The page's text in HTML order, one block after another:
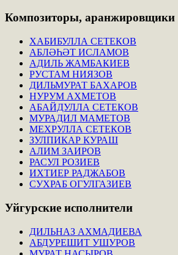
Композиторы, аранжировщики
ХАБИБУЛЛА СЕТЕКОВ
АБЛӘҺӘТ ИСЛАМОВ
АДИЛЬ ЖАМБАКИЕВ
РУСТАМ НИЯЗОВ
ДИЛЬМУРАТ БАХАРОВ
НУРУМ АХМЕТОВ
АБАЙДУЛЛА СЕТЕКОВ
МУРАДИЛ МАМЕТОВ
МЕХРУЛЛА СЕТЕКОВ
ЗУЛПИКАР КУРАШ
АЛИМ ЗАИРОВ
РАСУЛ РОЗИЕВ
ИХТИЕР РАДЖАБОВ
СУХРАБ ОГУЛГАЗИЕВ
Уйгурские исполнители
ДИЛЬНАЗ АХМАДИЕВА
АБДУРЕШИТ УШУРОВ